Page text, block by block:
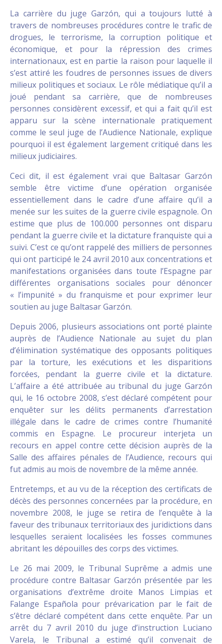
La carrière du juge Garzón, qui a toujours lutté à
travers de nombreuses procédures contre le trafic de
drogues, le terrorisme, la corruption politique et
économique, et pour la répression des crimes
internationaux, est en partie la raison pour laquelle il
s’est attiré les foudres de personnes issues de divers
milieux politiques et sociaux. Le rôle médiatique qu’il a
joué pendant sa carrière, que de nombreuses
personnes considèrent excessif, et qui a fait qu’il est
apparu sur la scène internationale pratiquement
comme le seul juge de l’Audience Nationale, explique
pourquoi il est également largement critiqué dans les
milieux judiciaires.
Ceci dit, il est également vrai que Baltasar Garzón
semble être victime d’une opération organisée
essentiellement dans le cadre d’une affaire qu’il a
menée sur les suites de la guerre civile espagnole. On
estime que plus de 100.000 personnes ont disparu
pendant la guerre civile et la dictature franquiste qui a
suivi. C’est ce qu’ont rappelé des milliers de personnes
qui ont participé le 24 avril 2010 aux concentrations et
manifestations organisées dans toute l’Espagne par
différentes organisations sociales pour dénoncer
« l’impunité » du franquisme et pour exprimer leur
soutien au juge Baltasar Garzón.
Depuis 2006, plusieurs associations ont porté plainte
auprès de l’Audience Nationale au sujet du plan
d’élimination systématique des opposants politiques
par la torture, les exécutions et les disparitions
forcées, pendant la guerre civile et la dictature.
L’affaire a été attribuée au tribunal du juge Garzón
qui, le 16 octobre 2008, s’est déclaré compétent pour
enquêter sur les délits permanents d’arrestation
illégale dans le cadre de crimes contre l’humanité
commis en Espagne. Le procureur interjeta un
recours en appel contre cette décision auprès de la
Salle des affaires pénales de l’Audience, recours qui
fut admis au mois de novembre de la même année.
Entretemps, et au vu de la réception des certificats de
décès des personnes concernées par la procédure, en
novembre 2008, le juge se retira de l’enquête à la
faveur des tribunaux territoriaux des juridictions dans
lesquelles seraient localisées les fosses communes
abritant les dépouilles des corps des victimes.
Le 26 mai 2009, le Tribunal Suprême a admis une
procédure contre Baltasar Garzón présentée par les
organisations d’extrême droite Manos Limpias et
Falange Española pour prévarication par le fait de
s’être déclaré compétent dans cette enquête. Par un
arrêt du 7 avril 2010 du juge d’instruction Luciano
Varela, le Tribunal a estimé qu’il convenait de